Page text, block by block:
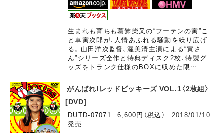
生まれも育ちも葛飾柴又の“フーテンの寅”こ
と車寅次郎が、人情あふれる騒動を繰り広げ
る。山田洋次監督、渥美清主演による“寅さ
ん”シリーズ全作と特典ディスク2枚、特製グ
ッズをトランク仕様のBOXに収めた限…
がんばれ!レッドビッキーズ VOL.1〈2枚組〉
[DVD]
DUTD-07071 6,600円（税込） 2018/01/10
発売